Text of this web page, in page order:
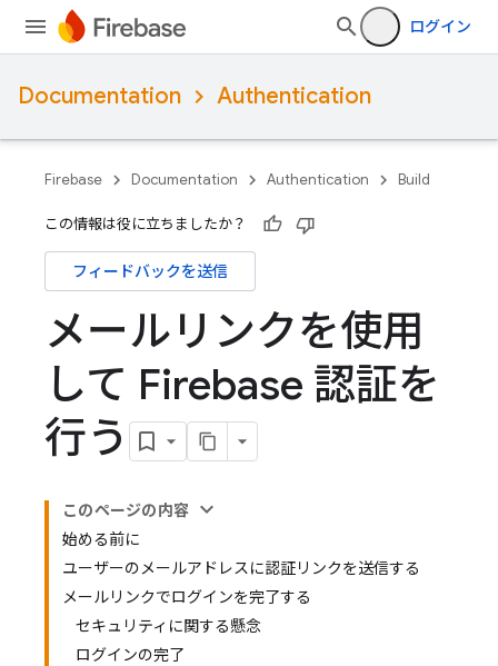
ログイン
Documentation Authentication
Firebase Documentation Authentication Build
この情報は役に立ちましたか？
フィードバックを送信
メールリンクを使用
して Firebase 認証を
行う
このページの内容
始める前に
ユーザーのメールアドレスに認証リンクを送信する
メールリンクでログインを完了する
セキュリティに関する懸念
ログインの完了